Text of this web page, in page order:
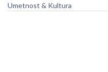
Umetnost & Kultura